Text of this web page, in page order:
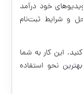
خود درآمد
و شرایط ثبت‌نام
این کار به شما
نحو استفاده